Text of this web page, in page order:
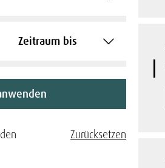
Zeitraum bis
Zurücksetzen